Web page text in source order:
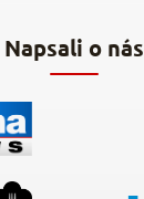
Napsali o nás